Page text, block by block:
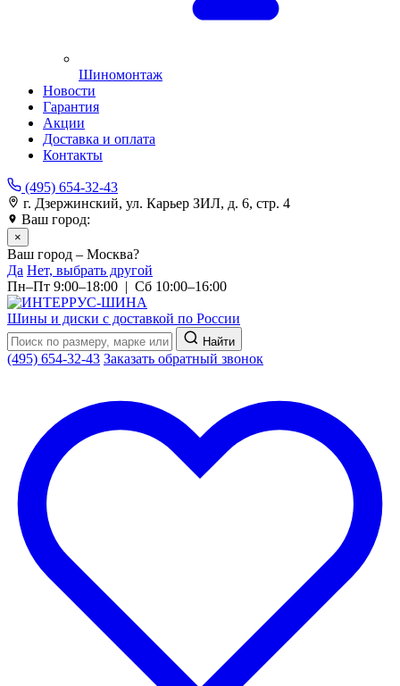
Шиномонтаж
Новости
Гарантия
Акции
Доставка и оплата
Контакты
(495) 654-32-43
г. Дзержинский, ул. Карьер ЗИЛ, д. 6, стр. 4
Ваш город:
×
Ваш город – Москва?
Да Нет, выбрать другой
Пн–Пт 9:00–18:00 | Сб 10:00–16:00
Шины и диски с доставкой по России
Найти
(495) 654-32-43 Заказать обратный звонок